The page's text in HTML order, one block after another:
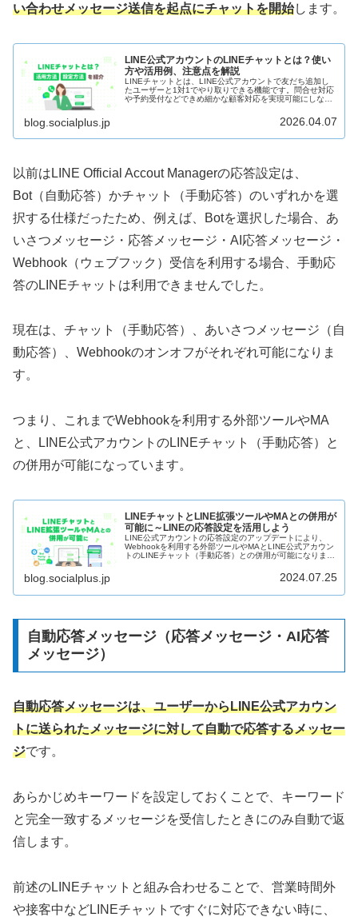
い合わせメッセージ送信を起点にチャットを開始します。
LINE公式アカウントのLINEチャットとは？使い
方や活用例、注意点を解説
LINEチャットとは、LINE公式アカウントで友だち追加し
たユーザーと1対1でやり取りできる機能です。問合せ対応
や予約受付などできめ細かな顧客対応を実現可能にしなが
ります。本記事ではその活用のポイントや注意点、具体的
blog.socialplus.jp 2026.04.07
以前はLINE Official Accout Managerの応答設定は、
Bot（自動応答）かチャット（手動応答）のいずれかを選
択する仕様だったため、例えば、Botを選択した場合、あ
いさつメッセージ・応答メッセージ・AI応答メッセージ・
Webhook（ウェブフック）受信を利用する場合、手動応
答のLINEチャットは利用できませんでした。
現在は、チャット（手動応答）、あいさつメッセージ（自
動応答）、Webhookのオンオフがそれぞれ可能になりま
す。
つまり、これまでWebhookを利用する外部ツールやMA
と、LINE公式アカウントのLINEチャット（手動応答）と
の併用が可能になっています。
LINEチャットとLINE拡張ツールやMAとの併用が
可能に～LINEの応答設定を活用しよう
LINE公式アカウントの応答設定のアップデートにより、
Webhookを利用する外部ツールやMAとLINE公式アカウン
トのLINEチャット（手動応答）との併用が可能になりまし
blog.socialplus.jp 2024.07.25
自動応答メッセージ（応答メッセージ・AI応答
メッセージ）
自動応答メッセージは、ユーザーからLINE公式アカウン
トに送られたメッセージに対して自動で応答するメッセー
ジです。
あらかじめキーワードを設定しておくことで、キーワード
と完全一致するメッセージを受信したときにのみ自動で返
信します。
前述のLINEチャットと組み合わせることで、営業時間外
や接客中などLINEチャットですぐに対応できない時に、